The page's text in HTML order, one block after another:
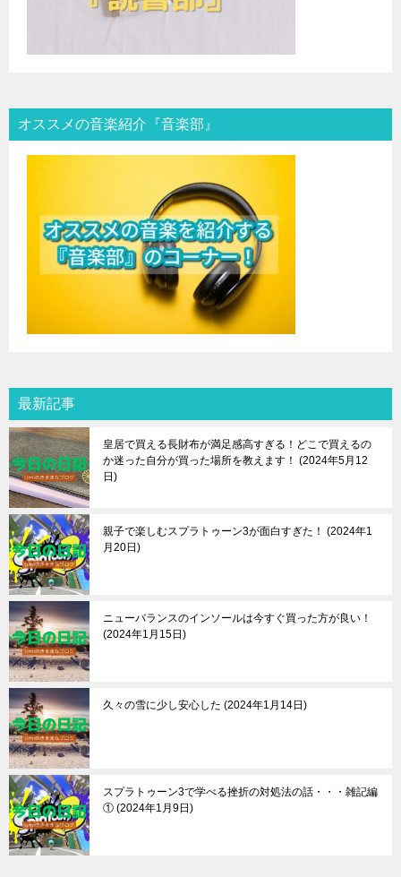
オススメの音楽紹介『音楽部』
最新記事
皇居で買える長財布が満足感高すぎる！どこで買えるの
か迷った自分が買った場所を教えます！
2024年5月12
日
親子で楽しむスプラトゥーン3が面白すぎた！
2024年1
月20日
ニューバランスのインソールは今すぐ買った方が良い！
2024年1月15日
久々の雪に少し安心した 2024年1月14日
スプラトゥーン3で学べる挫折の対処法の話・・・雑記編
① 2024年1月9日